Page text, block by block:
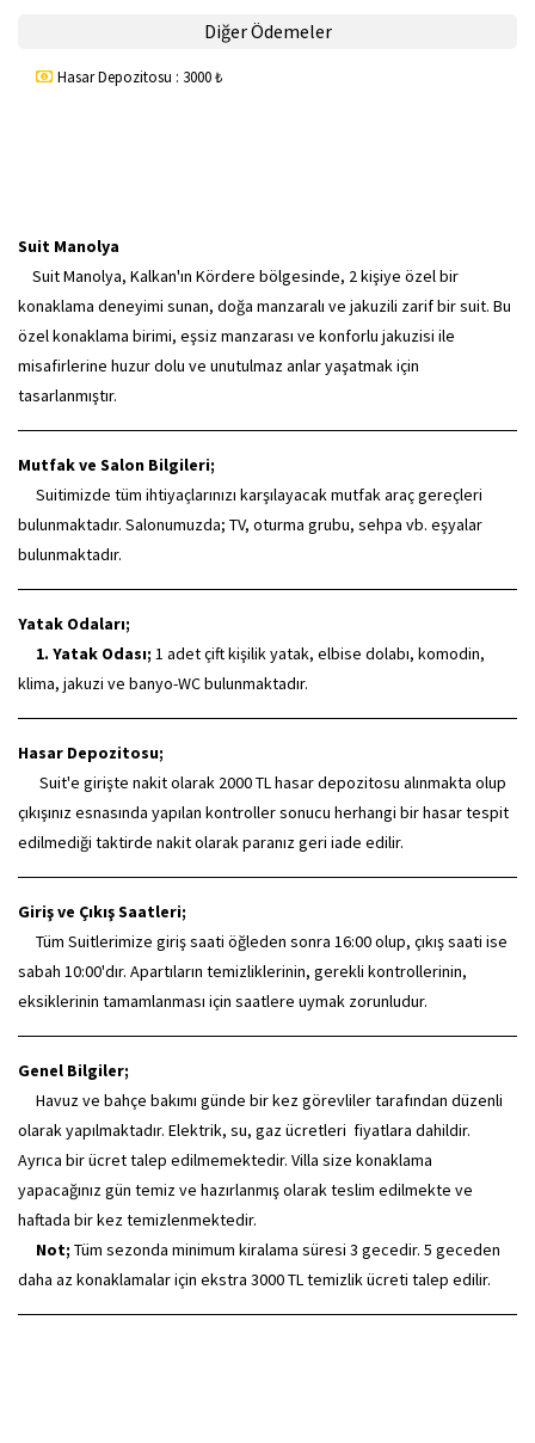
Diğer Ödemeler
Hasar Depozitosu : 3000 ₺
Suit Manolya
Suit Manolya, Kalkan'ın Kördere bölgesinde, 2 kişiye özel bir
konaklama deneyimi sunan, doğa manzaralı ve jakuzili zarif bir suit. Bu
özel konaklama birimi, eşsiz manzarası ve konforlu jakuzisi ile
misafirlerine huzur dolu ve unutulmaz anlar yaşatmak için
tasarlanmıştır.
Mutfak ve Salon Bilgileri;
Suitimizde tüm ihtiyaçlarınızı karşılayacak mutfak araç gereçleri
bulunmaktadır. Salonumuzda; TV, oturma grubu, sehpa vb. eşyalar
bulunmaktadır.
Yatak Odaları;
1. Yatak Odası; 1 adet çift kişilik yatak, elbise dolabı, komodin,
klima, jakuzi ve banyo-WC bulunmaktadır.
Hasar Depozitosu;
Suit'e girişte nakit olarak 2000 TL hasar depozitosu alınmakta olup
çıkışınız esnasında yapılan kontroller sonucu herhangi bir hasar tespit
edilmediği taktirde nakit olarak paranız geri iade edilir.
Giriş ve Çıkış Saatleri;
Tüm Suitlerimize giriş saati öğleden sonra 16:00 olup, çıkış saati ise
sabah 10:00'dır. Apartıların temizliklerinin, gerekli kontrollerinin,
eksiklerinin tamamlanması için saatlere uymak zorunludur.
Genel Bilgiler;
Havuz ve bahçe bakımı günde bir kez görevliler tarafından düzenli
olarak yapılmaktadır. Elektrik, su, gaz ücretleri fiyatlara dahildir.
Ayrıca bir ücret talep edilmemektedir. Villa size konaklama
yapacağınız gün temiz ve hazırlanmış olarak teslim edilmekte ve
haftada bir kez temizlenmektedir.
Not; Tüm sezonda minimum kiralama süresi 3 gecedir. 5 geceden
daha az konaklamalar için ekstra 3000 TL temizlik ücreti talep edilir.